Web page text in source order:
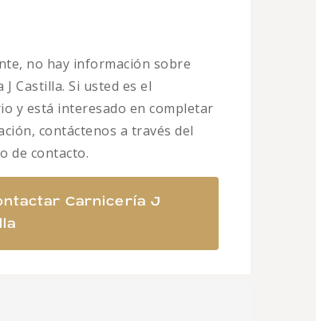
no hay información sobre
J Castilla. Si usted es el
y está interesado en completar
contáctenos a través del
de contacto.
Carnicería J